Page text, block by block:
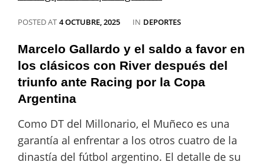
POSTED AT 4 OCTUBRE, 2025 IN CATEGORIES
DEPORTES
Marcelo Gallardo y el saldo a favor en
los clásicos con River después del
triunfo ante Racing por la Copa
Argentina
Como DT del Millonario, el Muñeco es una
garantía al enfrentar a los otros cuatro de la
dinastía del fútbol argentino. El detalle de su